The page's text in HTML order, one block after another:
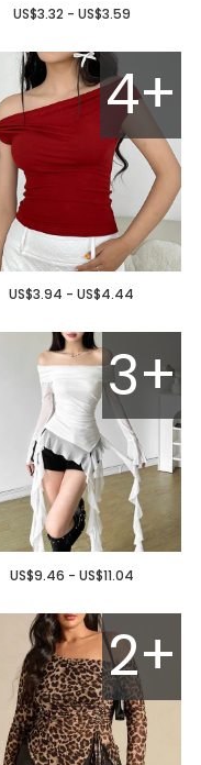
US$3.32 - US$3.59
4+
US$3.94 - US$4.44
3+
US$9.46 - US$11.04
2+